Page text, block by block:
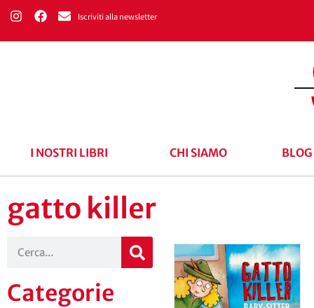
Iscriviti alla newsletter
I NOSTRI LIBRI CHI SIAMO BLOG
gatto killer
Categorie